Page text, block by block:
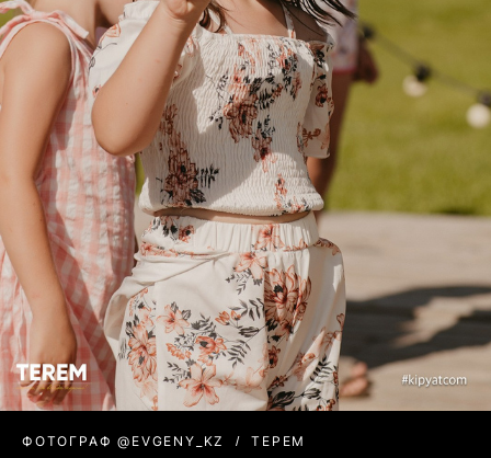
ФОТОГРАФ @EVGENY_KZ ТЕРЕМ